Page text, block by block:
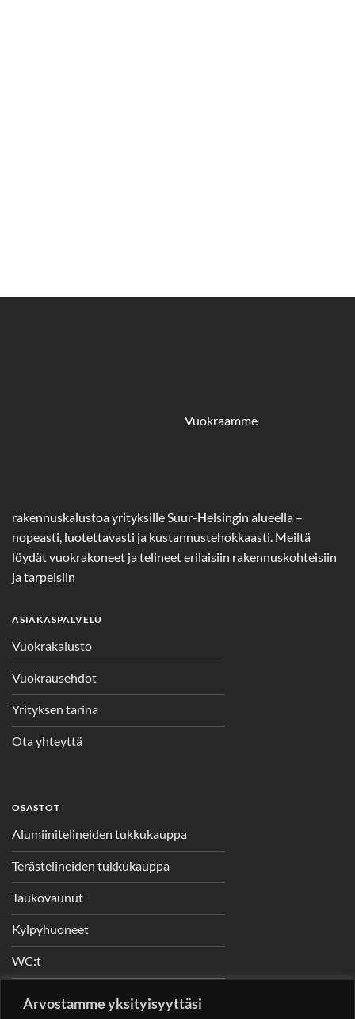
Arvostamme yksityisyyttäsi
Vuokraamme
rakennuskalustoa yrityksille Suur-Helsingin alueella –
nopeasti, luotettavasti ja kustannustehokkaasti. Meiltä
löydät vuokrakoneet ja telineet erilaisiin rakennuskohteisiin
ja tarpeisiin
ASIAKASPALVELU
Vuokrakalusto
Vuokrausehdot
Yrityksen tarina
Ota yhteyttä
OSASTOT
Alumiinitelineiden tukkukauppa
Terästelineiden tukkukauppa
Taukovaunut
Kylpyhuoneet
WC:t